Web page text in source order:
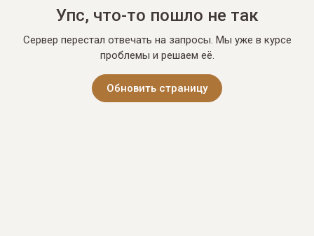
Упс, что-то пошло не так
Сервер перестал отвечать на запросы. Мы уже в курсе
проблемы и решаем её.
Обновить страницу